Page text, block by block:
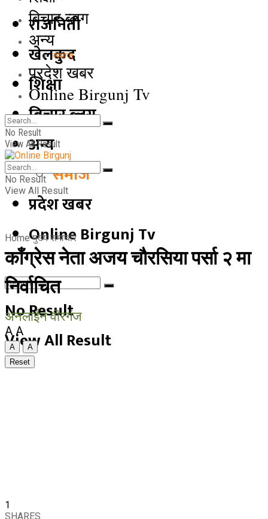
राजनिती
खेलकुद
शिक्षा
बिचार ब्लग
अन्य
समाज
प्रदेश खबर
Online Birgunj Tv
No Result
View All Result
बिचार ब्लग
अन्य
समाज
प्रदेश खबर
Online Birgunj Tv
No Result
View All Result
No Result
View All Result
Home मुख्य समाचार
काँग्रेस नेता अजय चौरसिया पर्सा २ मा
निर्वाचित
अनलाईन वीरगंज
A A
A
A
Reset
1
SHARES